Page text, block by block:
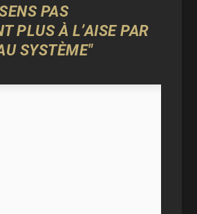
PAS
PLUS À L’AISE PAR
SYSTÈME"